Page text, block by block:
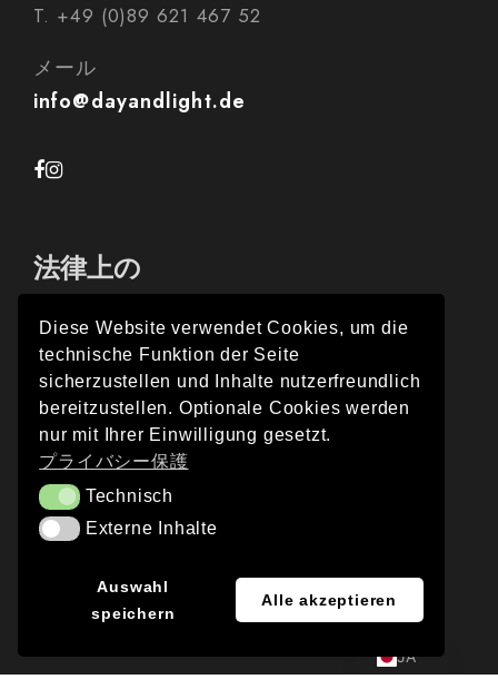
T. +49 (0)89 621 467 52
メール
info@dayandlight.de
法律上の
インプレス
プライバシー保護
© 2026 DAY & LIGHT | ウェブサイト：
OPEN VISOR
JA
DE
EN
Diese Website verwendet Cookies, um die
technische Funktion der Seite
sicherzustellen und Inhalte nutzerfreundlich
bereitzustellen. Optionale Cookies werden
nur mit Ihrer Einwilligung gesetzt.
プライバシー保護
TechnischTechnisch
Externe Inhalte
Externe Inhalte
Auswahl
speichern
Alle akzeptieren